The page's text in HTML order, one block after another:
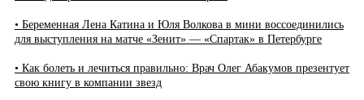
• Беременная Лена Катина и Юля Волкова в мини воссоединились
для выступления на матче «Зенит» — «Спартак» в Петербурге
• Как болеть и лечиться правильно: Врач Олег Абакумов презентует
свою книгу в компании звезд